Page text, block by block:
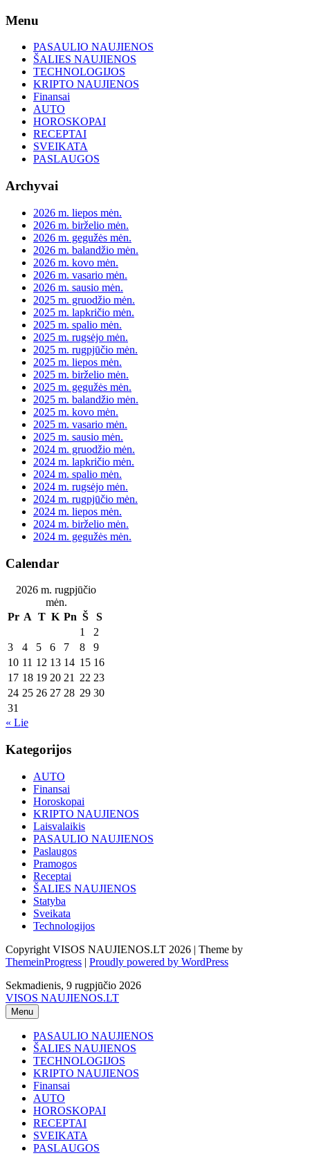
Skip
content
Menu
PASAULIO NAUJIENOS
ŠALIES NAUJIENOS
TECHNOLOGIJOS
KRIPTO NAUJIENOS
Finansai
AUTO
HOROSKOPAI
RECEPTAI
SVEIKATA
PASLAUGOS
Archyvai
2026 m. liepos mėn.
2026 m. birželio mėn.
2026 m. gegužės mėn.
2026 m. balandžio mėn.
2026 m. kovo mėn.
2026 m. vasario mėn.
2026 m. sausio mėn.
2025 m. gruodžio mėn.
2025 m. lapkričio mėn.
2025 m. spalio mėn.
2025 m. rugsėjo mėn.
2025 m. rugpjūčio mėn.
2025 m. liepos mėn.
2025 m. birželio mėn.
2025 m. gegužės mėn.
2025 m. balandžio mėn.
2025 m. kovo mėn.
2025 m. vasario mėn.
2025 m. sausio mėn.
2024 m. gruodžio mėn.
2024 m. lapkričio mėn.
2024 m. spalio mėn.
2024 m. rugsėjo mėn.
2024 m. rugpjūčio mėn.
2024 m. liepos mėn.
2024 m. birželio mėn.
2024 m. gegužės mėn.
Calendar
2026 m. rugpjūčio
mėn.
Pr A T K Pn Š
S
1
2
3
4 5 6 7 8
9
10 11 12 13 14 15 16
17 18 19 20 21 22 23
24 25 26 27 28 29 30
31
« Lie
Kategorijos
AUTO
Finansai
Horoskopai
KRIPTO NAUJIENOS
Laisvalaikis
PASAULIO NAUJIENOS
Paslaugos
Pramogos
Receptai
ŠALIES NAUJIENOS
Statyba
Sveikata
Technologijos
Copyright VISOS NAUJIENOS.LT 2026 | Theme by
ThemeinProgress | Proudly powered by WordPress
Sekmadienis, 9 rugpjūčio 2026
VISOS NAUJIENOS.LT
Menu
PASAULIO NAUJIENOS
ŠALIES NAUJIENOS
TECHNOLOGIJOS
KRIPTO NAUJIENOS
Finansai
AUTO
HOROSKOPAI
RECEPTAI
SVEIKATA
PASLAUGOS